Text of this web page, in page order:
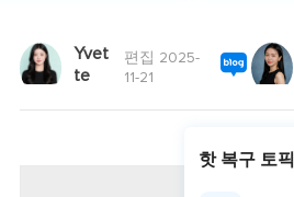
Yvet
te
편집 2025-
11-21
핫 복구 토픽